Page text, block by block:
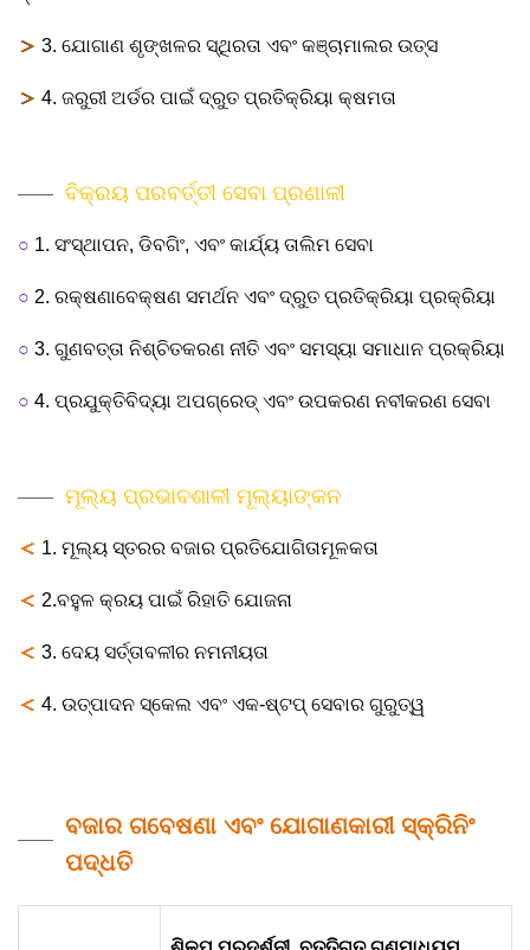
＞ 3. ଯୋଗାଣ ଶୃଙ୍ଖଳର ସ୍ଥିରତା ଏବଂ କଞ୍ଚାମାଲର ଉତ୍ସ
＞ 4. ଜରୁରୀ ଅର୍ଡର ପାଇଁ ଦ୍ରୁତ ପ୍ରତିକ୍ରିୟା କ୍ଷମତା
ବିକ୍ରୟ ପରବର୍ତ୍ତୀ ସେବା ପ୍ରଣାଳୀ
○ 1. ସଂସ୍ଥାପନ, ​​ଡିବଗିଂ, ଏବଂ କାର୍ଯ୍ୟ ତାଲିମ ସେବା
○ 2. ରକ୍ଷଣାବେକ୍ଷଣ ସମର୍ଥନ ଏବଂ ଦ୍ରୁତ ପ୍ରତିକ୍ରିୟା ପ୍ରକ୍ରିୟା
○ 3. ଗୁଣବତ୍ତା ନିଶ୍ଚିତକରଣ ନୀତି ଏବଂ ସମସ୍ୟା ସମାଧାନ ପ୍ରକ୍ରିୟା
○ 4. ପ୍ରଯୁକ୍ତିବିଦ୍ୟା ଅପଗ୍ରେଡ୍ ଏବଂ ଉପକରଣ ନବୀକରଣ ସେବା
ମୂଲ୍ୟ ପ୍ରଭାବଶାଳୀ ମୂଲ୍ୟାଙ୍କନ
＜ 1. ମୂଲ୍ୟ ସ୍ତରର ବଜାର ପ୍ରତିଯୋଗିତାମୂଳକତା
＜ 2.ବହୁଳ କ୍ରୟ ପାଇଁ ରିହାତି ଯୋଜନା
＜ 3. ଦେୟ ସର୍ତ୍ତାବଳୀର ନମନୀୟତା
＜ 4. ଉତ୍ପାଦନ ସ୍କେଲ ଏବଂ ଏକ-ଷ୍ଟପ୍ ସେବାର ଗୁରୁତ୍ୱ
ବଜାର ଗବେଷଣା ଏବଂ ଯୋଗାଣକାରୀ ସ୍କ୍ରିନିଂ
ପଦ୍ଧତି